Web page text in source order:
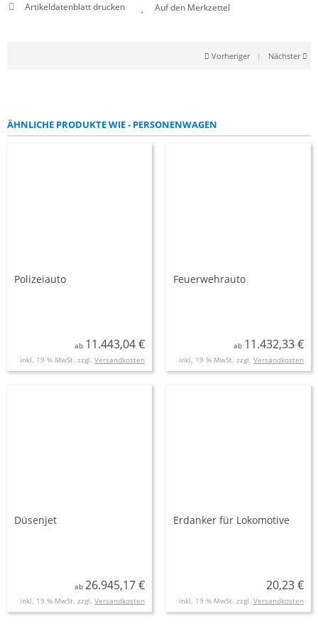
Artikeldatenblatt drucken
Vorheriger | Nächster
ÄHNLICHE PRODUKTE WIE - PERSONENWAGEN
Polizeiauto
ab 11.443,04 €
inkl. 19 % MwSt. zzgl. Versandkosten
Feuerwehrauto
ab 11.432,33 €
inkl. 19 % MwSt. zzgl. Versandkosten
Düsenjet
ab 26.945,17 €
inkl. 19 % MwSt. zzgl. Versandkosten
Erdanker für Lokomotive
20,23 €
inkl. 19 % MwSt. zzgl. Versandkosten